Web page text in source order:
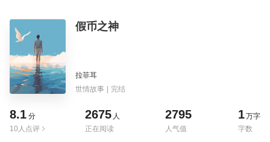
假币之神
拉菲耳
世情故事 | 完结
8.1 分
10人点评
2675 人
正在阅读
2795
人气值
1万字
字数